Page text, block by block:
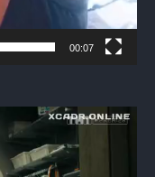
00:07